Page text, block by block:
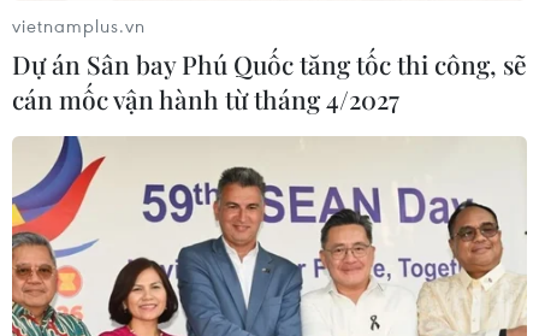
vietnamplus.vn
Dự án Sân bay Phú Quốc tăng tốc thi công, sẽ
cán mốc vận hành từ tháng 4/2027